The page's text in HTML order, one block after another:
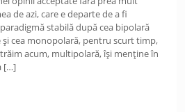
de azi, care e departe de a fi
stabilă după cea bipolară
cea monopolară, pentru scurt timp,
acum, multipolară, își menține în
[…]